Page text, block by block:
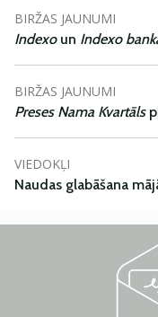
BIRŽAS JAUNUMI
Indexoun Indexo
BIRŽAS JAUNUMI
Preses Nama Kvartāls
VIEDOKĻI
Naudas glabāšana